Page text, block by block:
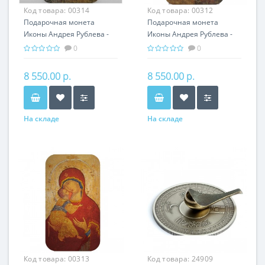
Код товара: 00314
Подарочная монета
Иконы Андрея Рублева -
Апостол Павел серебро
сувенир
0
8 550.00 р.
На складе
Код товара: 00312
Подарочная монета
Иконы Андрея Рублева -
Архангел Михаил серебро
сувенир
0
8 550.00 р.
На складе
Код товара: 00313
Код товара: 24909